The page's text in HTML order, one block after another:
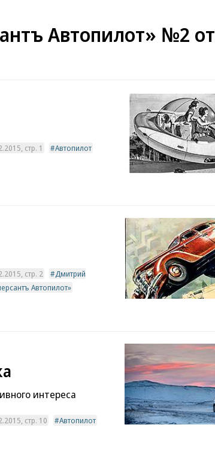
Автопилот» №2 от
стр. 1
Автопилот
стр. 2
Дмитрий
Автопилот»
интереса
стр. 10
Автопилот